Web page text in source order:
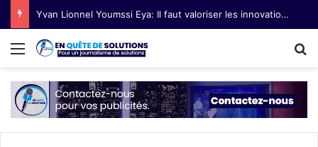
Yvan Lionnel Youmssi Eya: Il faut valoriser les innovations technologiques paysannes
Menu